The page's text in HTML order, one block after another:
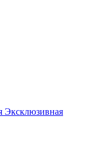
Эксклюзивная